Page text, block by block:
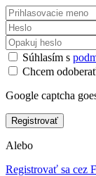
Súhlasím s
Chcem
Google captcha
Alebo
Registrovať sa cez